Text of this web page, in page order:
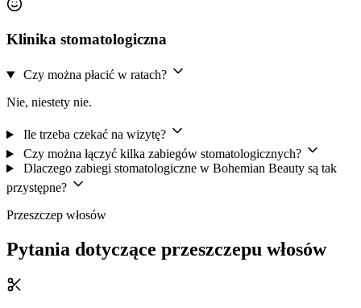
Klinika stomatologiczna
Czy można płacić w ratach?
Nie, niestety nie.
Ile trzeba czekać na wizytę?
Czy można łączyć kilka zabiegów stomatologicznych?
Dlaczego zabiegi stomatologiczne w Bohemian Beauty są tak
przystępne?
Przeszczep włosów
Pytania dotyczące przeszczepu włosów